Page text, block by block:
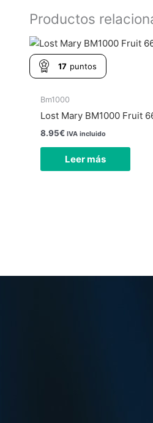
Productos
17 puntos
Bm1000
Lost Mary BM1000 Fruit
8.95€ IVA incluido
Leer más